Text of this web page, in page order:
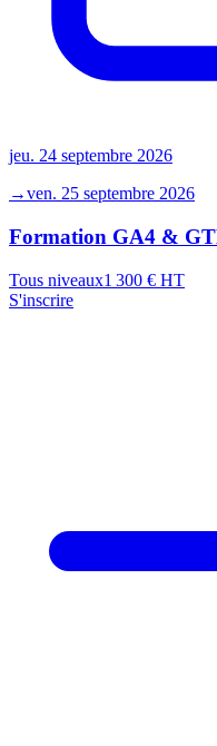
jeu. 24 septembre 2026
→ven. 25 septembre 2026
Formation GA4 &
Tous niveaux1 300 € HT
S'inscrire